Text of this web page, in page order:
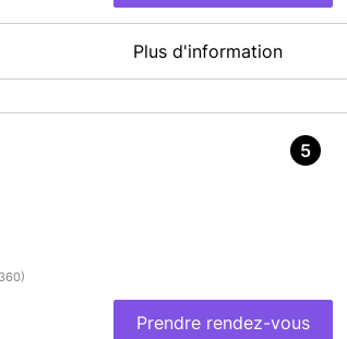
SERA REFUSÉ
carte d'identité la rapporter en plus)
Plus d'information
Prendre rendez-vous
5